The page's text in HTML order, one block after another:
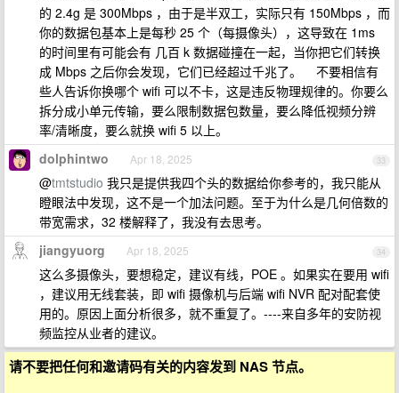
的 2.4g 是 300Mbps ，由于是半双工，实际只有 150Mbps ，而
你的数据包基本上是每秒 25 个（每摄像头），这导致在 1ms
的时间里有可能会有 几百 k 数据碰撞在一起，当你把它们转换
成 Mbps 之后你会发现，它们已经超过千兆了。 不要相信有
些人告诉你换哪个 wifi 可以不卡，这是违反物理规律的。你要么
拆分成小单元传输，要么限制数据包数量，要么降低视频分辨
率/清晰度，要么就换 wifi 5 以上。
33
dolphintwo Apr 18, 2025
@tmtstudio 我只是提供我四个头的数据给你参考的，我只能从
瞪眼法中发现，这不是一个加法问题。至于为什么是几何倍数的
带宽需求，32 楼解释了，我没有去思考。
34
jiangyuorg Apr 18, 2025
这么多摄像头，要想稳定，建议有线，POE 。如果实在要用 wifi
，建议用无线套装，即 wifi 摄像机与后端 wifi NVR 配对配套使
用的。原因上面分析很多，就不重复了。----来自多年的安防视
频监控从业者的建议。
请不要把任何和邀请码有关的内容发到 NAS 节点。